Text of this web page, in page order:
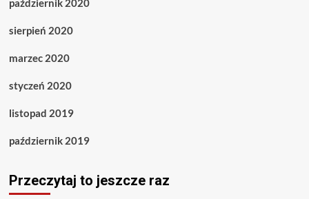
październik 2020
sierpień 2020
marzec 2020
styczeń 2020
listopad 2019
październik 2019
Przeczytaj to jeszcze raz